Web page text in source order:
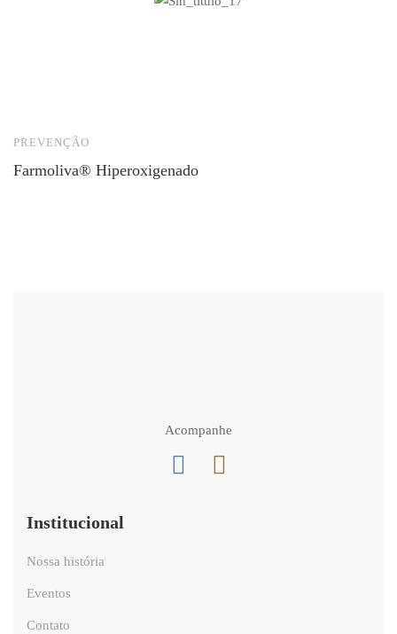
PREVENÇÃO
Farmoliva® Hiperoxigenado
Acompanhe
Institucional
Nossa história
Eventos
Contato